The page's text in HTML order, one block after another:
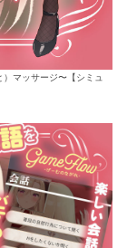
マッサージ〜【シミュ